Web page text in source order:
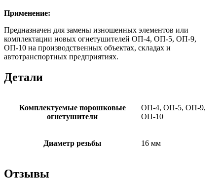
Применение:
Предназначен для замены изношенных элементов или
комплектации новых огнетушителей ОП-4, ОП-5, ОП-9,
ОП-10 на производственных объектах, складах и
автотранспортных предприятиях.
Детали
Комплектуемые порошковые
огнетушители
ОП-4, ОП-5, ОП-9,
ОП-10
Диаметр резьбы 16 мм
Отзывы